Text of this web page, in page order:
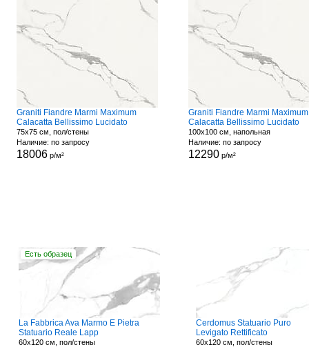
Graniti Fiandre Marmi Maximum
Calacatta Bellissimo Lucidato
75x75 см, пол/стены
Наличие: по запросу
18006р/м²
Graniti Fiandre Marmi Maximum
Calacatta Bellissimo Lucidato
100x100 см, напольная
Наличие: по запросу
12290р/м²
Есть образец
La Fabbrica Ava Marmo E Pietra
Statuario Reale Lapp
60x120 см, пол/стены
Cerdomus Statuario Puro
Levigato Rettificato
60x120 см, пол/стены